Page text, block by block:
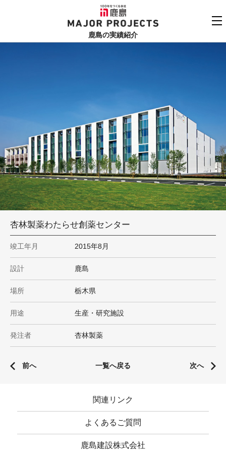
鹿島
MAJOR PROJECTS
鹿島の実績紹介
竣工年でさがす
地域でさがす
あいうえお順
お問い合わせ
杏林製薬わたらせ創薬センター
竣工年月 2015年8月
設計 鹿島
場所 栃木県
用途 生産・研究施設
発注者 杏林製薬
前へ 一覧へ戻る 次へ
関連リンク
よくあるご質問
鹿島建設株式会社